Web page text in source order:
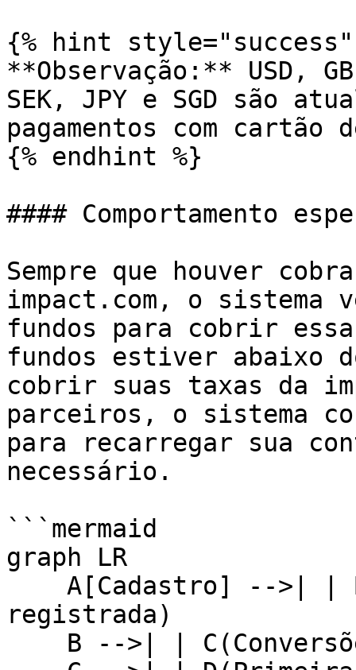
{% hint
**Observação:** USD,
SEK, JPY e SGD são
pagamentos com
{% endhint %}
#### Comportamento
Sempre que houver
impact.com, o sistema
fundos para cobrir
fundos estiver abaixo
cobrir suas taxas da
parceiros, o sistema
para recarregar sua
necessário.
```mermaid
graph LR
registrada)